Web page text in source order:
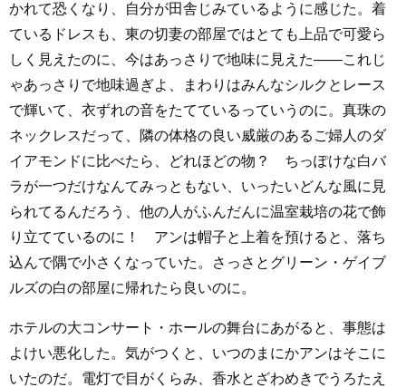
かれて恐くなり、自分が田舎じみているように感じた。着
ているドレスも、東の切妻の部屋ではとても上品で可愛ら
しく見えたのに、今はあっさりで地味に見えた――これじ
ゃあっさりで地味過ぎよ、まわりはみんなシルクとレース
で輝いて、衣ずれの音をたてているっていうのに。真珠の
ネックレスだって、隣の体格の良い威厳のあるご婦人のダ
イアモンドに比べたら、どれほどの物？ ちっぽけな白バ
ラが一つだけなんてみっともない、いったいどんな風に見
られてるんだろう、他の人がふんだんに温室栽培の花で飾
り立てているのに！ アンは帽子と上着を預けると、落ち
込んで隅で小さくなっていた。さっさとグリーン・ゲイブ
ルズの白の部屋に帰れたら良いのに。
ホテルの大コンサート・ホールの舞台にあがると、事態は
よけい悪化した。気がつくと、いつのまにかアンはそこに
いたのだ。電灯で目がくらみ、香水とざわめきでうろたえ